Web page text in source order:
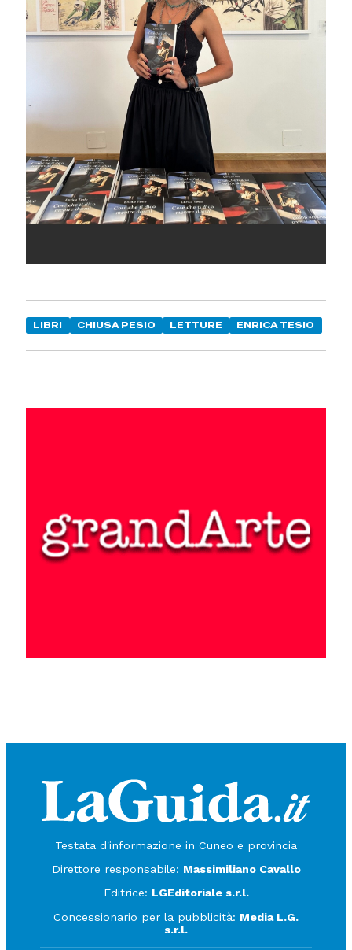
LIBRI CHIUSA PESIO LETTURE ENRICA TESIO
Testata d'informazione in Cuneo e provincia
Direttore responsabile: Massimiliano Cavallo
Editrice: LGEditoriale s.r.l.
Concessionario per la pubblicità: Media L.G.
s.r.l.